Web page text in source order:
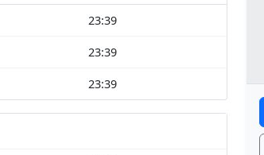
23:39
23:39
23:39